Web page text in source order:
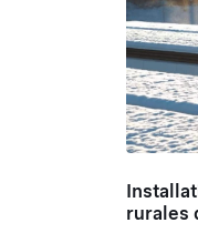
rurales